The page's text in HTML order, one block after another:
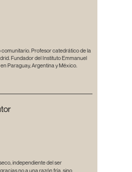
Profesor catedrático de la
Fundador del Instituto Emmanuel
Paraguay, Argentina y México.
independiente del ser
no a una razón fría, sino